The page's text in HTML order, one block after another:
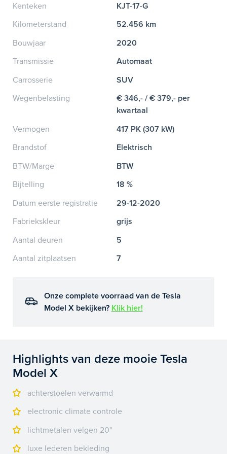
Kenteken
KJT-17-G
Kilometerstand
52.456 km
Bouwjaar
2020
Transmissie
Automaat
Carrosserie
SUV
Wegenbelasting
€ 346,- / € 379,- per
kwartaal
Vermogen
417 PK (307 kW)
Brandstof
Elektrisch
BTW/Marge
BTW
Bijtelling
18 %
Datum eerste registratie
29-12-2020
Fabriekskleur
grijs
Aantal deuren
5
Aantal zitplaatsen
7
Onze complete voorraad van de Tesla
Model X bekijken? Klik hier!
Highlights van deze mooie Tesla
Model X
achterstoelen verwarmd
electronic climate controle
lichtmetalen velgen 20"
luxe lederen bekleding